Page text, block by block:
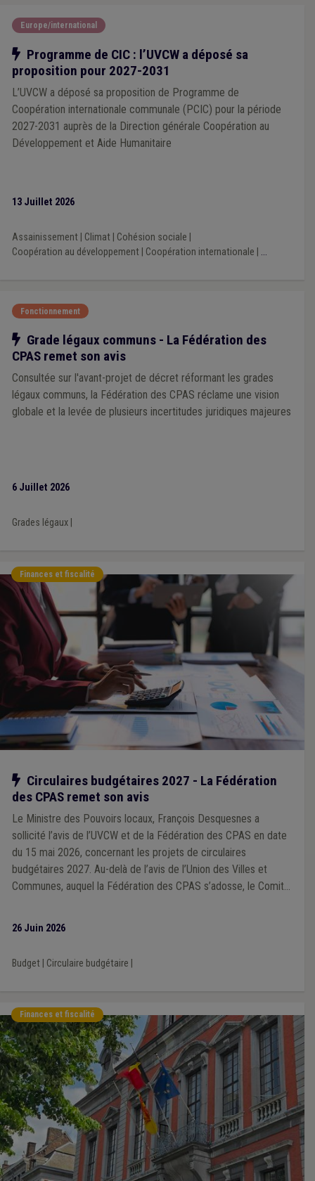
Europe/international
Notre action
Programme de CIC : l’UVCW a déposé sa
proposition pour 2027-2031
L’UVCW a déposé sa proposition de Programme de
Coopération internationale communale (PCIC) pour la période
2027-2031 auprès de la Direction générale Coopération au
Développement et Aide Humanitaire
13 Juillet 2026
Assainissement| Climat| Cohésion sociale
Coopération au développement| Coopération internationale ...
Fonctionnement
Notre action
Grade légaux communs - La Fédération des
CPAS remet son avis
Consultée sur l'avant-projet de décret réformant les grades
légaux communs, la Fédération des CPAS réclame une vision
globale et la levée de plusieurs incertitudes juridiques majeures
6 Juillet 2026
Grades légaux|
Finances et fiscalité
Notre action
Circulaires budgétaires 2027 - La Fédération
des CPAS remet son avis
Le Ministre des Pouvoirs locaux, François Desquesnes a
sollicité l’avis de l’UVCW et de la Fédération des CPAS en date
du 15 mai 2026, concernant les projets de circulaires
budgétaires 2027. Au-delà de l’avis de l’Union des Villes et
Communes, auquel la Fédération des CPAS s’adosse, le Comité
26 Juin 2026
Budget| Circulaire budgétaire
Finances et fiscalité